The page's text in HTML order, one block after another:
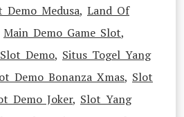
Medusa, Land Of
Main Demo Game Slot,
Demo, Situs Togel Yang
Demo Bonanza Xmas, Slot
Demo Joker, Slot Yang